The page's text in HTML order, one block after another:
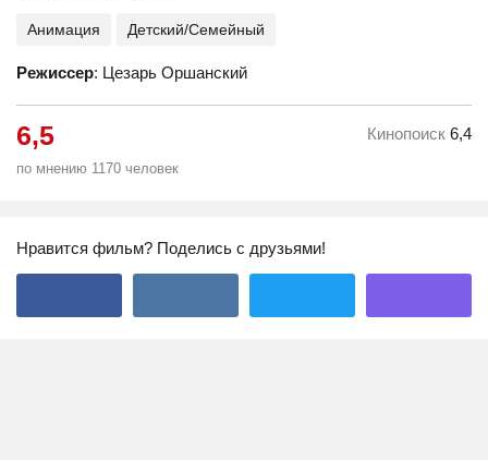
Анимация Детский/Семейный
Режиссер: Цезарь Оршанский
6,5
по мнению 1170 человек
Кинопоиск 6,4
Нравится фильм? Поделись с друзьями!